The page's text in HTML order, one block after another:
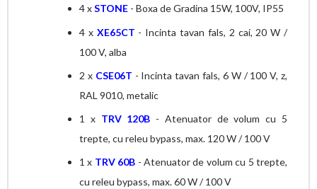
4 xSTONE - Boxa de Gradina 15W, 100V, IP55
4 x XE65CT - Incinta tavan fals, 2 cai, 20 W /
100 V, alba
2 x CSE06T - Incinta tavan fals, 6 W / 100 V, z,
RAL 9010, metalic
1 x TRV 120B - Atenuator de volum cu 5
trepte, cu releu bypass, max. 120 W / 100 V
1 x TRV 60B - Atenuator de volum cu 5 trepte,
cu releu bypass, max. 60 W / 100 V